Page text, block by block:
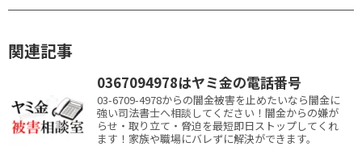
関連記事
0367094978はヤミ金の電話番号
03-6709-4978からの闇金被害を止めたいなら闇金に
強い司法書士へ相談してください！闇金からの嫌が
らせ・取り立て・脅迫を最短即日ストップしてくれ
ます！家族や職場にバレずに解決ができます。